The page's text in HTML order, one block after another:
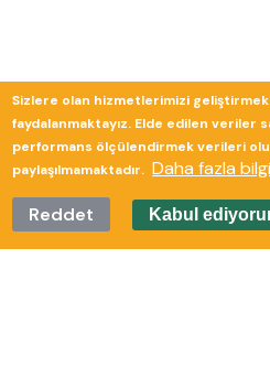
Sizlere olan hizmetlerimizi
faydalanmaktayız. Elde edilen veriler
performans ölçülendirmek verileri
paylaşılmamaktadır. Daha fazla
Reddet
Kabul